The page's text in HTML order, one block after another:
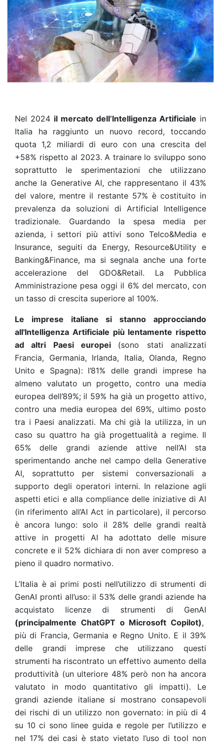
Nel 2024 il mercato dell’Intelligenza Artificiale in
Italia ha raggiunto un nuovo record, toccando
quota 1,2 miliardi di euro con una crescita del
+58% rispetto al 2023. A trainare lo sviluppo sono
soprattutto le sperimentazioni che utilizzano
anche la Generative AI, che rappresentano il 43%
del valore, mentre il restante 57% è costituito in
prevalenza da soluzioni di Artificial Intelligence
tradizionale. Guardando la spesa media per
azienda, i settori più attivi sono Telco&Media e
Insurance, seguiti da Energy, Resource&Utility e
Banking&Finance, ma si segnala anche una forte
accelerazione del GDO&Retail. La Pubblica
Amministrazione pesa oggi il 6% del mercato, con
un tasso di crescita superiore al 100%.
Le imprese italiane si stanno approcciando
all'Intelligenza Artificiale più lentamente rispetto
ad altri Paesi europei (sono stati analizzati
Francia, Germania, Irlanda, Italia, Olanda, Regno
Unito e Spagna): l’81% delle grandi imprese ha
almeno valutato un progetto, contro una media
europea dell’89%; il 59% ha già un progetto attivo,
contro una media europea del 69%, ultimo posto
tra i Paesi analizzati. Ma chi già la utilizza, in un
caso su quattro ha già progettualità a regime. Il
65% delle grandi aziende attive nell’AI sta
sperimentando anche nel campo della Generative
AI, soprattutto per sistemi conversazionali a
supporto degli operatori interni. In relazione agli
aspetti etici e alla compliance delle iniziative di AI
(in riferimento all’AI Act in particolare), il percorso
è ancora lungo: solo il 28% delle grandi realtà
attive in progetti AI ha adottato delle misure
concrete e il 52% dichiara di non aver compreso a
pieno il quadro normativo.
L’Italia è ai primi posti nell’utilizzo di strumenti di
GenAI pronti all’uso: il 53% delle grandi aziende ha
acquistato licenze di strumenti di GenAI
(principalmente ChatGPT o Microsoft Copilot),
più di Francia, Germania e Regno Unito. E il 39%
delle grandi imprese che utilizzano questi
strumenti ha riscontrato un effettivo aumento della
produttività (un ulteriore 48% però non ha ancora
valutato in modo quantitativo gli impatti). Le
grandi aziende italiane si mostrano consapevoli
dei rischi di un utilizzo non governato: in più di 4
su 10 ci sono linee guida e regole per l’utilizzo e
nel 17% dei casi è stato vietato l’uso di tool non